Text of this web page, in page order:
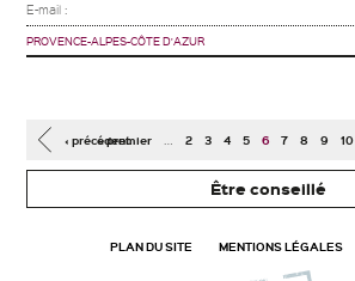
E-mail :
PROVENCE-ALPES-CÔTE D'AZUR
Pages
« premier
‹ précédent … 2 3 4 5 6 7 8 9 10
Être conseillé
PLAN DU SITE MENTIONS LÉGALES